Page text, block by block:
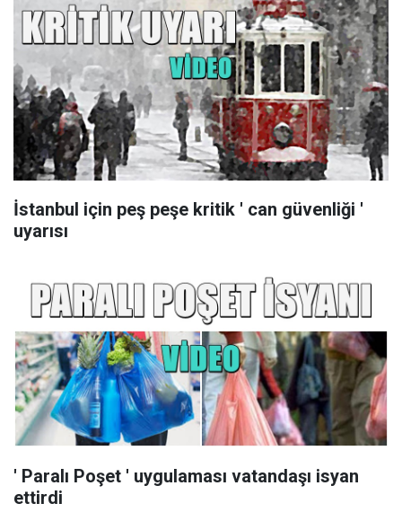
İstanbul için peş peşe kritik ' can güvenliği '
uyarısı
' Paralı Poşet ' uygulaması vatandaşı isyan
ettirdi